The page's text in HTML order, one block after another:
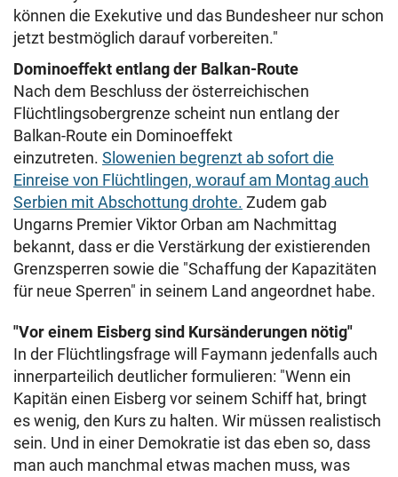
können die Exekutive und das Bundesheer nur schon
jetzt bestmöglich darauf vorbereiten."
Dominoeffekt entlang der Balkan-Route
Nach dem Beschluss der österreichischen
Flüchtlingsobergrenze scheint nun entlang der
Balkan-Route ein Dominoeffekt
einzutreten. Slowenien begrenzt ab sofort die
Einreise von Flüchtlingen, worauf am Montag auch
Serbien mit Abschottung drohte. Zudem gab
Ungarns Premier Viktor Orban am Nachmittag
bekannt, dass er die Verstärkung der existierenden
Grenzsperren sowie die "Schaffung der Kapazitäten
für neue Sperren" in seinem Land angeordnet habe.
"Vor einem Eisberg sind Kursänderungen nötig"
In der Flüchtlingsfrage will Faymann jedenfalls auch
innerparteilich deutlicher formulieren: "Wenn ein
Kapitän einen Eisberg vor seinem Schiff hat, bringt
es wenig, den Kurs zu halten. Wir müssen realistisch
sein. Und in einer Demokratie ist das eben so, dass
man auch manchmal etwas machen muss, was